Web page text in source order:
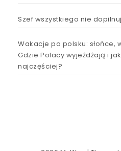
Szef wszystkiego nie
Wakacje po polsku: słońce,
Gdzie Polacy wyjeżdżają i
najczęściej?